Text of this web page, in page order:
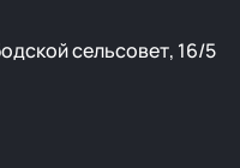
сельсовет, 16/5